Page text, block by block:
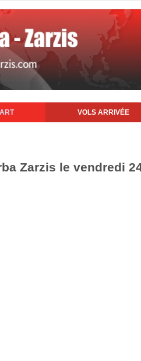
VOLS ARRIVÉE
Zarzis le vendredi